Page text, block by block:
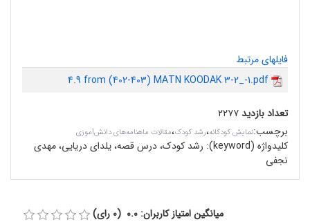
فایلهای مرتبط
4.9 from (402-403) MATN KOODAK 3-2_-1.pdf
تعداد بازدید۲۲۷۷
برچسب:نمایش کودکانه،رشد کودک،مقالات ماهنامه‌های دانش‌آموزی
کلیدواژه (keyword):
رشد کودک، درس قصه، یلدای دریایی، مهدی
نجفی
میانگین امتیاز کاربران: 0.0 (0 رای)